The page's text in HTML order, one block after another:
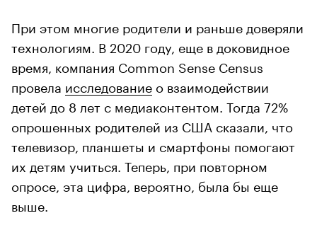
При этом многие родители и раньше доверяли
технологиям. В 2020 году, еще в доковидное
время, компания Common Sense Census
провела исследование о взаимодействии
детей до 8 лет с медиаконтентом. Тогда 72%
опрошенных родителей из США сказали, что
телевизор, планшеты и смартфоны помогают
их детям учиться. Теперь, при повторном
опросе, эта цифра, вероятно, была бы еще
выше.